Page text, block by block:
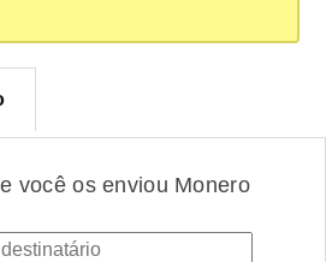
você os enviou Monero